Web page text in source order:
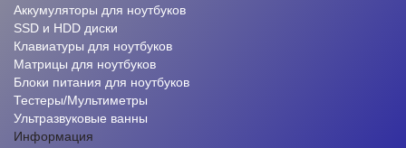
Аккумуляторы для ноутбуков
SSD и HDD диски
Клавиатуры для ноутбуков
Матрицы для ноутбуков
Блоки питания для ноутбуков
Тестеры/Мультиметры
Ультразвуковые ванны
Информация